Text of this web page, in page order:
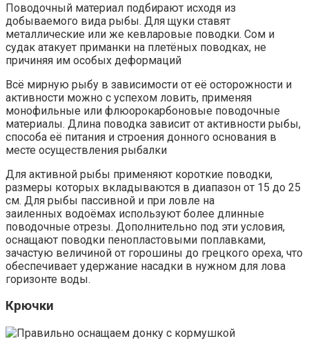
Поводочный материал подбирают исходя из
добываемого вида рыбы. Для щуки ставят
металлические или же кевларовые поводки. Сом и
судак атакует приманки на плетёных поводках, не
причиняя им особых деформаций
Всё мирную рыбу в зависимости от её осторожности и
активности можно с успехом ловить, применяя
монофильные или флюорокарбоновые поводочные
материалы. Длина поводка зависит от активности рыбы,
способа её питания и строения донного основания в
месте осуществления рыбалки
Для активной рыбы применяют короткие поводки,
размеры которых вкладываются в диапазон от 15 до 25
см. Для рыбы пассивной и при ловле на
заиленных водоёмах используют более длинные
поводочные отрезы. Дополнительно под эти условия,
оснащают поводки пенопластовыми поплавками,
зачастую величиной от горошины до грецкого ореха, что
обеспечивает удержание насадки в нужном для лова
горизонте воды.
Крючки